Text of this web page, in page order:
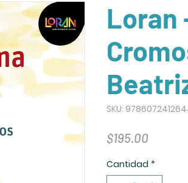
Loran
SKU:
$195.00
Cantidad *